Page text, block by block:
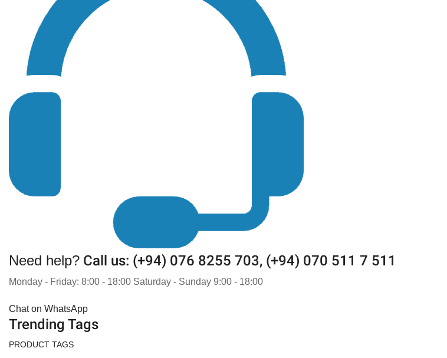
Need help? Call us: (+94) 076 8255 703, (+94) 070 511 7 511
Monday - Friday: 8:00 - 18:00 Saturday - Sunday 9:00 - 18:00
Chat on WhatsApp
Trending Tags
PRODUCT TAGS